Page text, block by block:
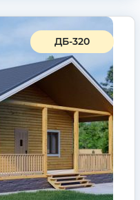
ДБ-320